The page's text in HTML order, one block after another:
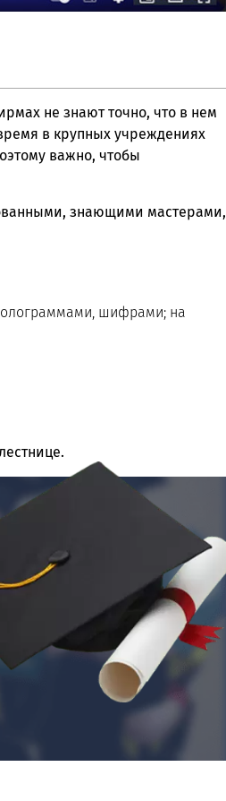
не знают точно, что в нем
в крупных учреждениях
важно, чтобы
знающими мастерами,
шифрами; на